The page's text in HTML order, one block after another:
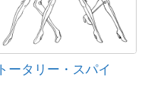
トータリー・スパイ